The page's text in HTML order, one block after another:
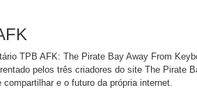
TPB AFK: The Pirate Bay Away From
pelos três criadores do site The Pirate
compartilhar e o futuro da própria internet.